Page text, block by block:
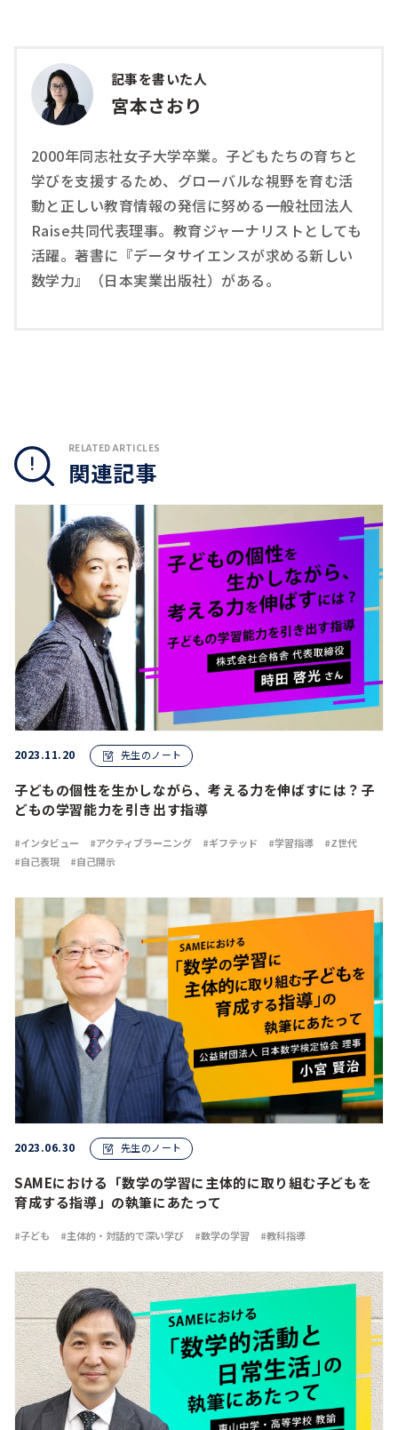
記事を書いた人
宮本さおり
2000年同志社女子大学卒業。子どもたちの育ちと
学びを支援するため、グローバルな視野を育む活
動と正しい教育情報の発信に努める一般社団法人
Raise共同代表理事。教育ジャーナリストとしても
活躍。著書に『データサイエンスが求める新しい
数学力』（日本実業出版社）がある。
RELATED ARTICLES
関連記事
2023.11.20 先生のノート
子どもの個性を生かしながら、考える力を伸ばすには？子
どもの学習能力を引き出す指導
インタビュー アクティブラーニング ギフテッド 学習指導
Z世代
自己表現
自己開示
2023.06.30 先生のノート
SAMEにおける「数学の学習に主体的に取り組む子どもを
育成する指導」の執筆にあたって
子ども 主体的・対話的で深い学び 数学の学習 教科指導